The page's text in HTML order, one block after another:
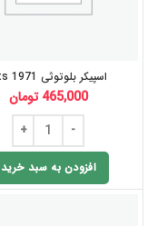
اسپیکر بلوتوثی gts 1971
465,000 تومان
افزودن به سبد خرید